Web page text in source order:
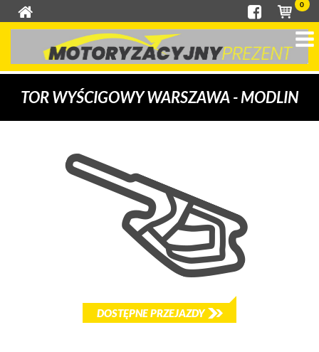
0
TOR WYŚCIGOWY WARSZAWA - MODLIN
DOSTĘPNE PRZEJAZDY